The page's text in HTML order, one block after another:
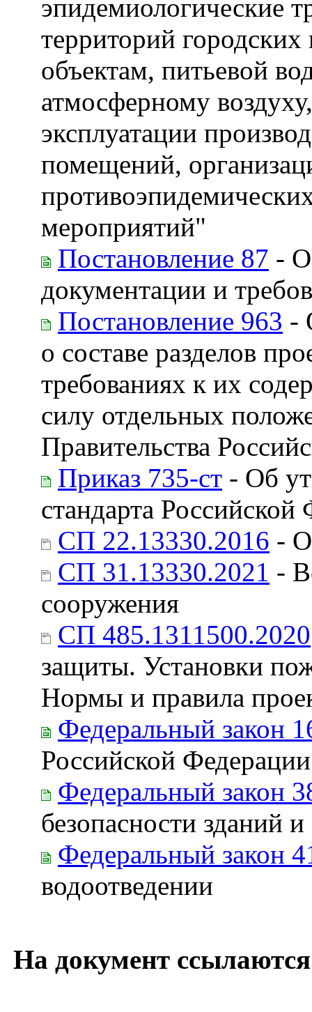
эпидемиологические
территорий
объектам, питьевой
атмосферному
эксплуатации
помещений,
мероприятий"
Постановление 87 - О
документации и
Постановление 963 -
о составе разделов
требованиях к их
силу отдельных
Правительства
Приказ 735-ст - Об
стандарта Российской
СП 22.13330.2016 -
СП 31.13330.2021 -
сооружения
СП 485.1311500.2020
защиты. Установки
Нормы и правила
Федеральный закон
Российской Федерации
Федеральный закон
безопасности зданий
Федеральный закон
водоотведении
На документ